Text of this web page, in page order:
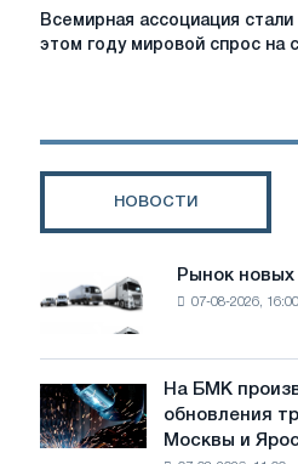
Всемирная
в
сталь
0,9%
до
1751
Всемирная ассоциация стали
этом году мировой спрос на
НОВОСТИ
Рынок
новых
грузовиков
в
июле
Рынок новых
07-08-2026, 16:00
На
БМК
произвели
На БМК
обновления
Москвы и